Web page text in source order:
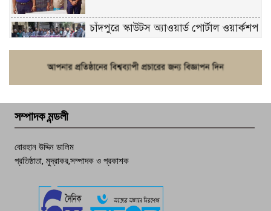
চাঁদপুরে স্কাউটস অ্যাওয়ার্ড পোর্টাল ওয়ার্কশপ
সম্পাদক মন্ডলী
বোরহান উদ্দিন ডালিম
প্রতিষ্ঠাতা, মুদ্রাকর,সম্পাদক ও প্রকাশক